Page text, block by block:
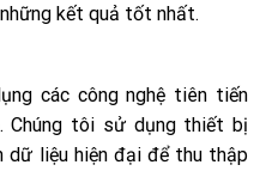
kết quả tốt nhất.
các công nghệ tiên tiến
Chúng tôi sử dụng thiết bị
dữ liệu hiện đại để thu thập